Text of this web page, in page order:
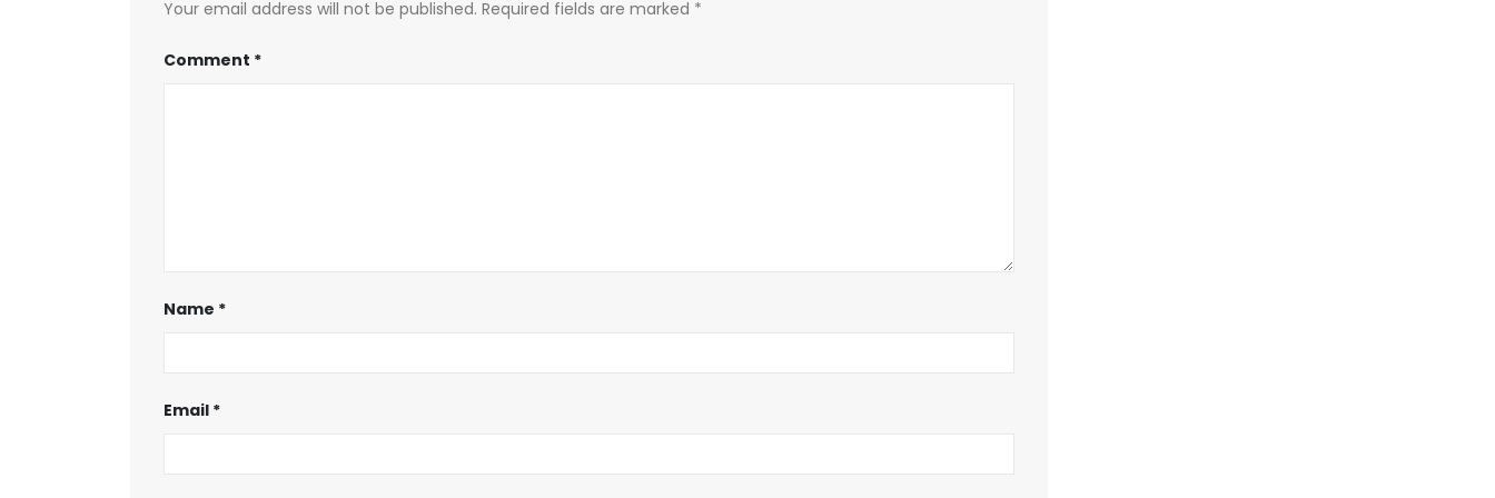
Your email address will not be published. Required fields are marked *
Comment *
Name *
Email *